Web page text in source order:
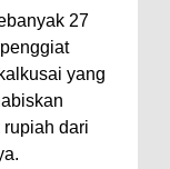
27
yang
dari